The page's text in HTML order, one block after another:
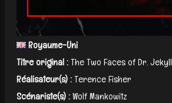
Royaume-Uni
Titre original :The Two Faces of Dr. Jekyll
Réalisateur(s) :Terence Fisher
Scénariste(s) :Wolf Mankowitz